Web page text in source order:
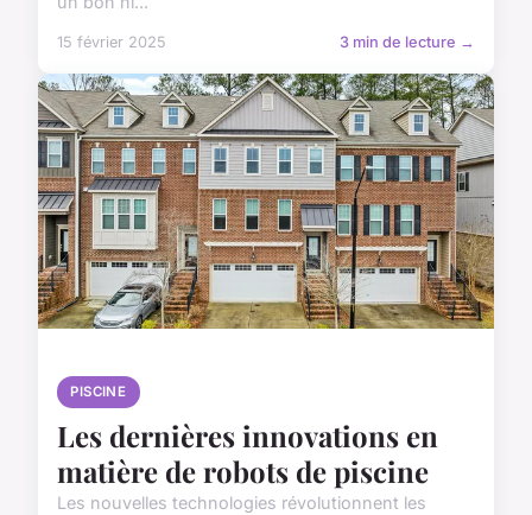
15 février 2025 3 min de lecture →
PISCINE
Les dernières innovations en
matière de robots de piscine
Les nouvelles technologies révolutionnent les